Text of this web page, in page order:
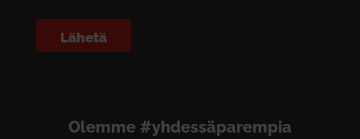
Lähetä
Olemme #yhdessäparempia